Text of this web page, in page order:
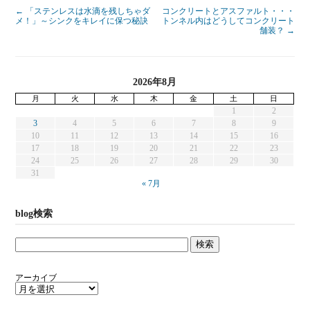
←
「ステンレスは水滴を残しちゃダ
メ！」～シンクをキレイに保つ秘訣
コンクリートとアスファルト・・・
トンネル内はどうしてコンクリート
舗装？ →
2026年8月
月 火 水 木 金 土 日
1
2
3
4 5 6 7 8
9
10
11 12 13 14 15
16
17
18 19 20 21 22
23
24
25 26 27 28 29
30
31
« 7月
blog検索
アーカイブ